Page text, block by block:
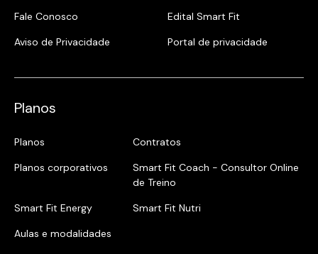
Fale Conosco
Edital Smart Fit
Aviso de Privacidade
Portal de privacidade
Planos
Planos
Contratos
Planos corporativos
Smart Fit Coach - Consultor Online
de Treino
Smart Fit Energy
Smart Fit Nutri
Aulas e modalidades